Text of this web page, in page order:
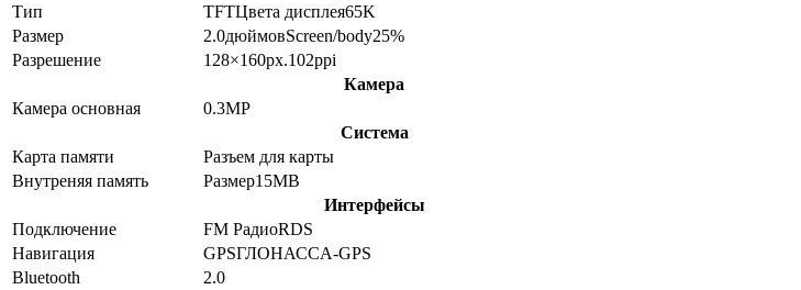
Тип
TFTЦвета дисплея65K
Размер
2.0дюймовScreen/body25%
Разрешение
128×160px.102ppi
Камера
Камера основная
0.3MP
Система
Карта памяти
Разъем для карты
Внутреняя память
Размер15MB
Интерфейсы
Подключение
FM РадиоRDS
Навигация
GPSГЛОНАССA-GPS
Bluetooth
2.0